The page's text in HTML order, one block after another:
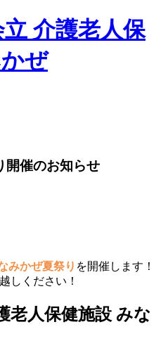
開催のお知らせ
みかぜ夏祭り を開催します！
しください！
老人保健施設 みな